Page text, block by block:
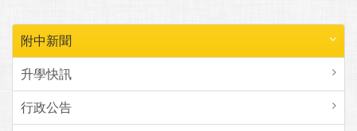
附中新聞
升學快訊
行政公告